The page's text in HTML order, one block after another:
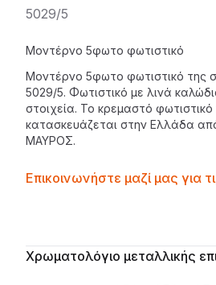
5029/5
Description
Μοντέρνο 5φωτο φωτιστικό
Μοντέρνο 5φωτο φωτιστικό της
5029/5. Φωτιστικό με λινά
στοιχεία. Το κρεμαστό φωτιστικό
κατασκευάζεται στην Ελλάδα
ΜΑΥΡΟΣ.
Contactprice
Επικοινωνήστε μαζί μας για
Additional details
Χρωματολόγιο μεταλλικής